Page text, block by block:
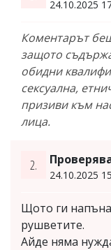
24.10.2025
Коментарът
защото
обидни
сексуална,
призиви към
лица.
2.
24.10.2025
Щото ги
рушветите.
Айде няма